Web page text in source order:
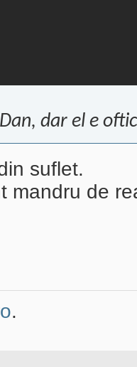
dar el e
suflet.
mandru de
.